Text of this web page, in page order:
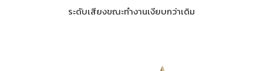
ระดับเสียงขณะทำงานเงียบกว่าเดิม